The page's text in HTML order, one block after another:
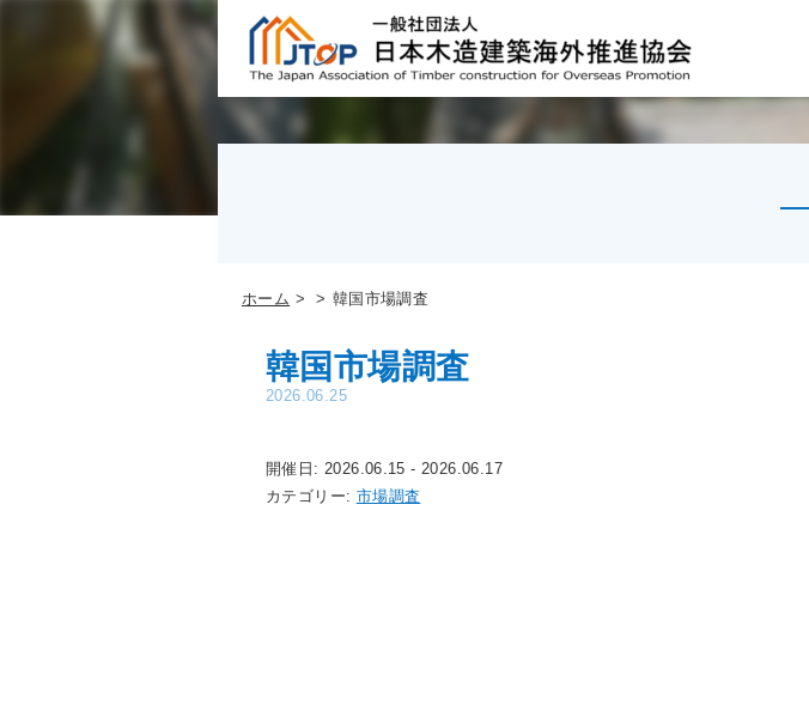
ホーム 韓国市場調査
韓国市場調査
2026.06.25
開催日: 2026.06.15 - 2026.06.17
カテゴリー: 市場調査